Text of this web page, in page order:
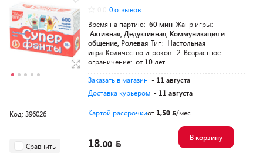
0 отзывов
Время на партию: 60 мин Жанр игры:
Активная, Дедуктивная, Коммуникация и
общение, Ролевая Тип: Настольная
игра Количество игроков: 2 Возрастное
ограничение: от 10 лет
Заказать в магазин - 11 августа
Доставка курьером - 11 августа
Код: 396026 Картой рассрочкиот 1,50 /мес
Сравнить 18.00
В корзину